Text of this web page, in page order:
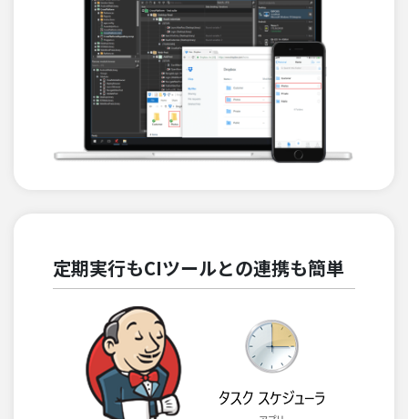
定期実行もCIツールとの連携も簡単